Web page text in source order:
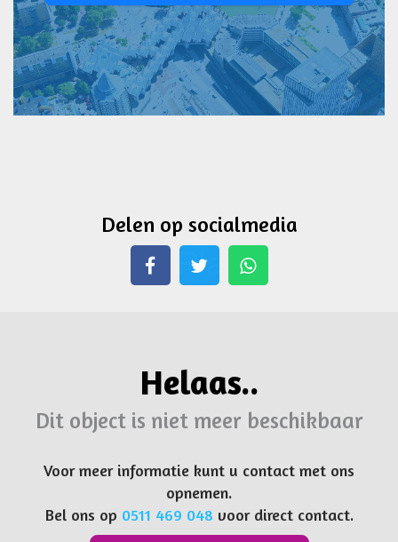
Delen op socialmedia
Whatsapp
Helaas..
Dit object is niet meer beschikbaar
Voor meer informatie kunt u contact met ons
opnemen.
Bel ons op 0511 469 048 voor direct contact.